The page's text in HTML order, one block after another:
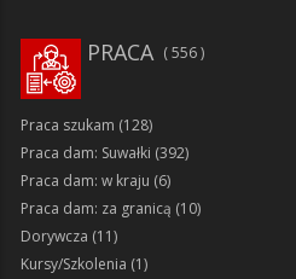
PRACA 556
Praca szukam (128)
Praca dam: Suwałki (392)
Praca dam: w kraju (6)
Praca dam: za granicą (10)
Dorywcza (11)
Kursy/Szkolenia (1)